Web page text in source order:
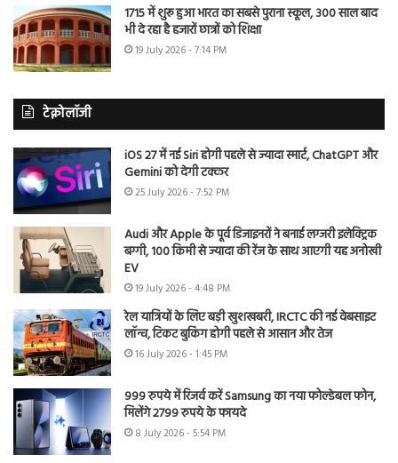
1715 में शुरू हुआ भारत का सबसे पुराना स्कूल, 300 साल बाद
भी दे रहा है हजारों छात्रों को शिक्षा
19 July 2026 - 7:14 PM
टेक्नोलॉजी
iOS 27 में नई Siri होगी पहले से ज्यादा स्मार्ट, ChatGPT और
Gemini को देगी टक्कर
25 July 2026 - 7:52 PM
Audi और Apple के पूर्व डिजाइनरों ने बनाई लग्जरी इलेक्ट्रिक
बग्गी, 100 किमी से ज्यादा की रेंज के साथ आएगी यह अनोखी
EV
19 July 2026 - 4:48 PM
रेल यात्रियों के लिए बड़ी खुशखबरी, IRCTC की नई वेबसाइट
लॉन्च, टिकट बुकिंग होगी पहले से आसान और तेज
16 July 2026 - 1:45 PM
999 रुपये में रिजर्व करें Samsung का नया फोल्डेबल फोन,
मिलेंगे 2799 रुपये के फायदे
8 July 2026 - 5:54 PM